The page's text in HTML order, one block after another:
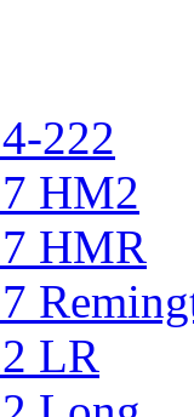
222
HM2
HMR
LR